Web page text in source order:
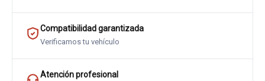
Compatibilidad garantizada
Verificamos tu vehículo
Atención profesional